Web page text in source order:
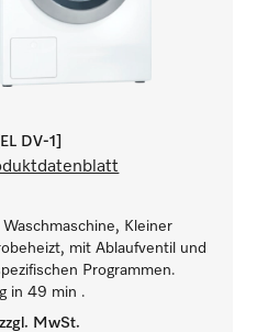
DV-1]
Waschmaschine, Kleiner
mit Ablaufventil und
Programmen.
in 49 min .
zzgl. MwSt.